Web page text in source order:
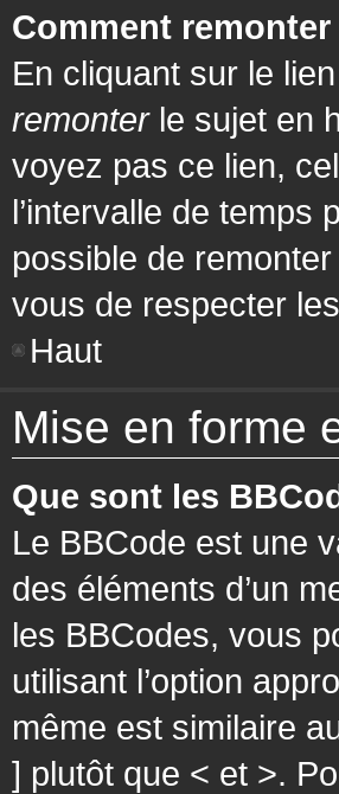
Comment
En cliquant sur le
remonterle sujet en
voyez pas ce lien,
l’intervalle de temps
possible de
vous de respecter
Haut
Mise en forme
Que sont les
Le BBCode est une
des éléments d’un
les BBCodes, vous
utilisant l’option
même est similaire
] plutôt que < et >.